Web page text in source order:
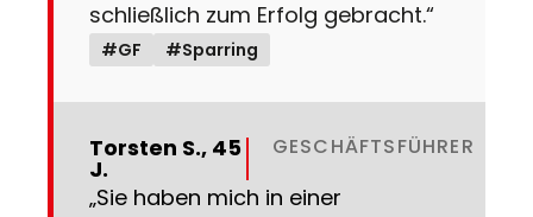
schließlich zum Erfolg gebracht.“
#GF #Sparring
Torsten S., 45
J.
GESCHÄFTSFÜHRER
„Sie haben mich in einer